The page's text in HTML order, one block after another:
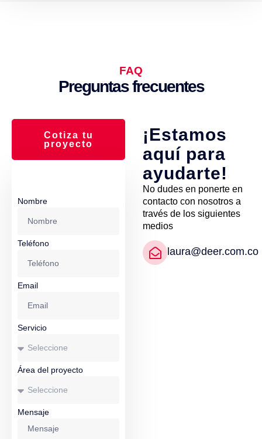
FAQ
Preguntas frecuentes
Cotiza tu
proyecto
Nombre
Teléfono
Email
Servicio
Área del proyecto
Mensaje
¡Estamos
aquí para
ayudarte!
No dudes en ponerte en
contacto con nosotros a
través de los siguientes
medios
laura@deer.com.co